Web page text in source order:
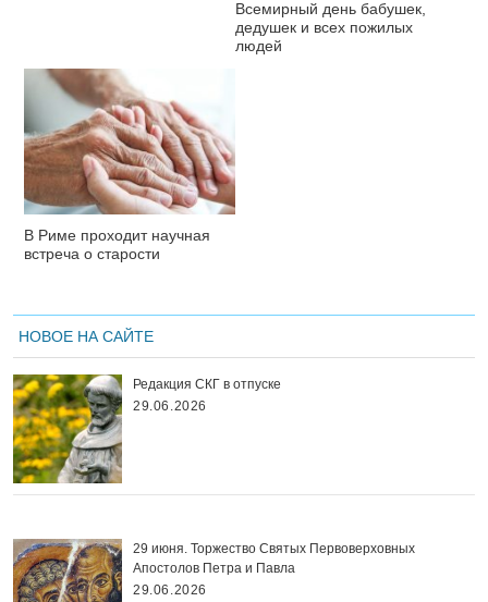
Всемирный день бабушек,
дедушек и всех пожилых
людей
В Риме проходит научная
встреча о старости
НОВОЕ НА САЙТЕ
Редакция СКГ в отпуске
29.06.2026
29 июня. Торжество Святых Первоверховных
Апостолов Петра и Павла
29.06.2026